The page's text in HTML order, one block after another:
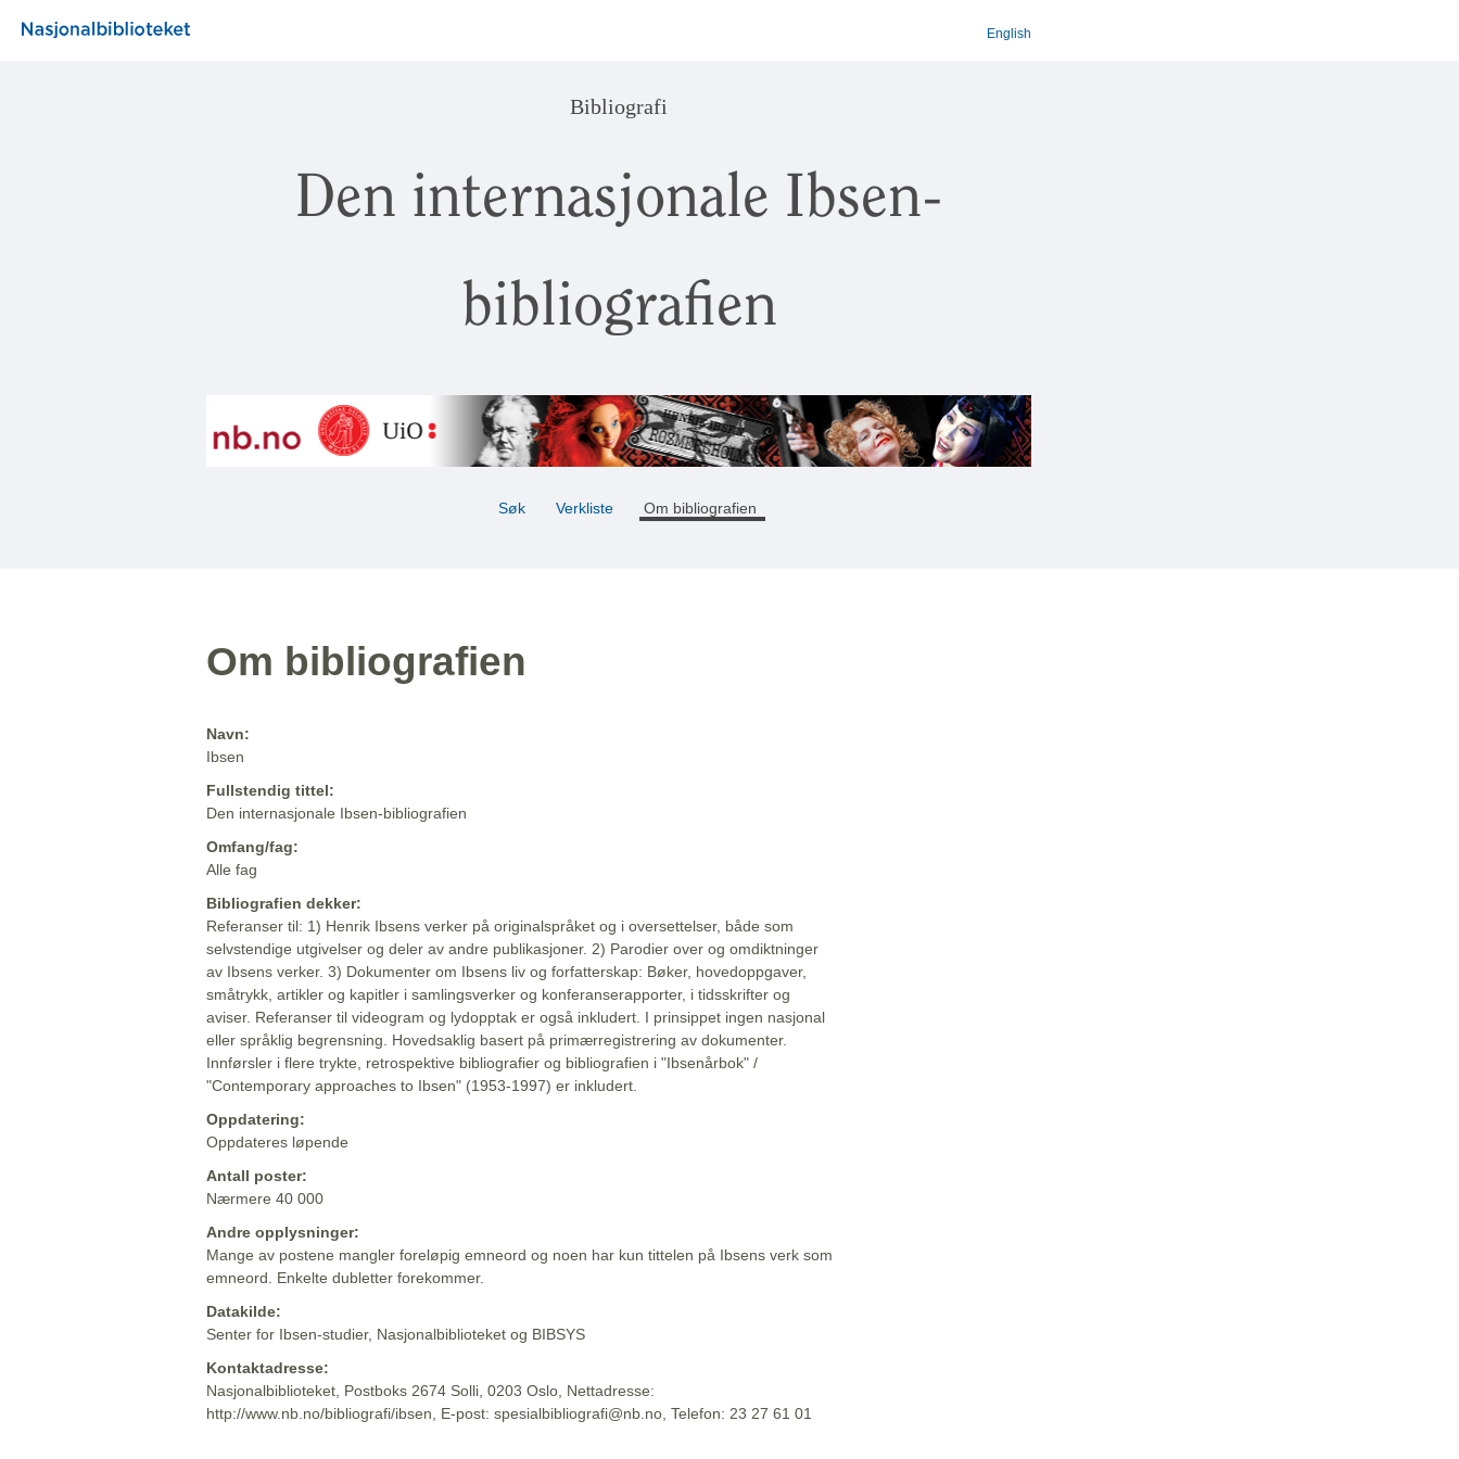
English
Bibliografi
Den internasjonale Ibsen-
bibliografien
Søk Verkliste Om bibliografien
Om bibliografien
Navn:
Ibsen
Fullstendig tittel:
Den internasjonale Ibsen-bibliografien
Omfang/fag:
Alle fag
Bibliografien dekker:
Referanser til: 1) Henrik Ibsens verker på originalspråket og i oversettelser, både som
selvstendige utgivelser og deler av andre publikasjoner. 2) Parodier over og omdiktninger
av Ibsens verker. 3) Dokumenter om Ibsens liv og forfatterskap: Bøker, hovedoppgaver,
småtrykk, artikler og kapitler i samlingsverker og konferanserapporter, i tidsskrifter og
aviser. Referanser til videogram og lydopptak er også inkludert. I prinsippet ingen nasjonal
eller språklig begrensning. Hovedsaklig basert på primærregistrering av dokumenter.
Innførsler i flere trykte, retrospektive bibliografier og bibliografien i "Ibsenårbok" /
"Contemporary approaches to Ibsen" (1953-1997) er inkludert.
Oppdatering:
Oppdateres løpende
Antall poster:
Nærmere 40 000
Andre opplysninger:
Mange av postene mangler foreløpig emneord og noen har kun tittelen på Ibsens verk som
emneord. Enkelte dubletter forekommer.
Datakilde:
Senter for Ibsen-studier, Nasjonalbiblioteket og BIBSYS
Kontaktadresse:
Nasjonalbiblioteket, Postboks 2674 Solli, 0203 Oslo, Nettadresse:
http://www.nb.no/bibliografi/ibsen, E-post: spesialbibliografi@nb.no, Telefon: 23 27 61 01